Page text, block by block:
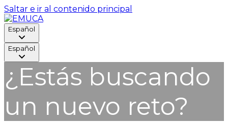
Saltar e ir al contenido principal
Español
Español
¿Estás buscando
un nuevo reto?